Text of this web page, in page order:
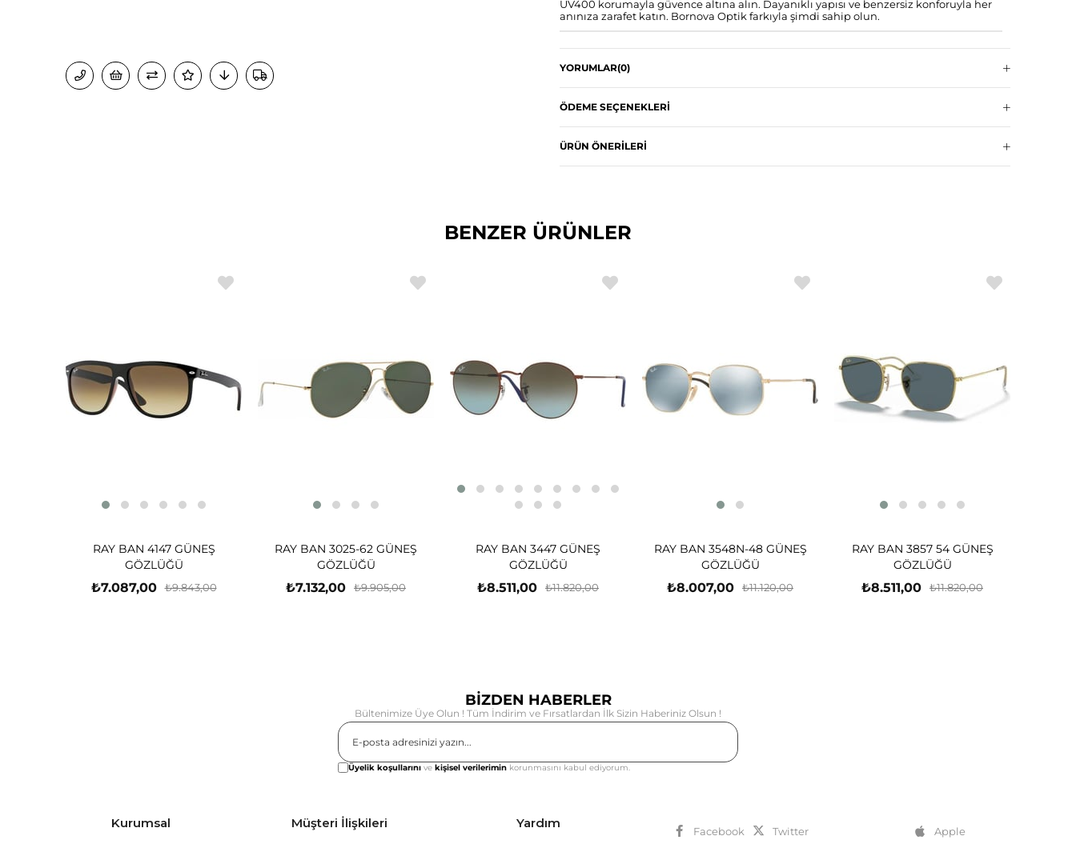
UV400 korumayla güvence altına alın. Dayanıklı yapısı ve benzersiz konforuyla her
anınıza zarafet katın. Bornova Optik farkıyla şimdi sahip olun.
YORUMLAR(0)
ÖDEME SEÇENEKLERI
ÜRÜN ÖNERILERI
BENZER ÜRÜNLER
RAY BAN 4147 GÜNEŞ
GÖZLÜĞÜ
₺7.087,00 ₺9.843,00
RAY BAN 3025-62 GÜNEŞ
GÖZLÜĞÜ
₺7.132,00 ₺9.905,00
RAY BAN 3447 GÜNEŞ
GÖZLÜĞÜ
₺8.511,00 ₺11.820,00
RAY BAN 3548N-48 GÜNEŞ
GÖZLÜĞÜ
₺8.007,00 ₺11.120,00
RAY BAN 3857 54 GÜNEŞ
GÖZLÜĞÜ
₺8.511,00 ₺11.820,00
BİZDEN HABERLER
Bültenimize Üye Olun ! Tüm İndirim ve Fırsatlardan İlk Sizin Haberiniz Olsun !
Üyelik koşullarını ve kişisel verilerimin korunmasını kabul ediyorum.
Kurumsal Müşteri İlişkileri Yardım
Facebook Twitter Apple